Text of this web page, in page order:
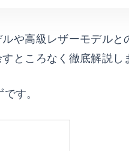
や高級レザーモデルと
ところなく徹底解説し
す。